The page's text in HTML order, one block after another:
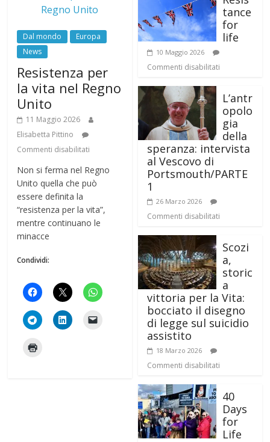
Dal mondo
Europa
News
Resistenza per
la vita nel Regno
Unito
11 Maggio 2026
Elisabetta Pittino
Commenti disabilitati
Non si ferma nel Regno
Unito quella che può
essere definita la
“resistenza per la vita”,
mentre continuano le
minacce
Condividi:
tance
for
life
10 Maggio 2026
Commenti disabilitati
L’antr
opolo
gia
della
speranza: intervista
al Vescovo di
Portsmouth/PARTE
1
26 Marzo 2026
Commenti disabilitati
Scozi
a,
storic
a
vittoria per la Vita:
bocciato il disegno
di legge sul suicidio
assistito
18 Marzo 2026
Commenti disabilitati
40
Days
for
Life